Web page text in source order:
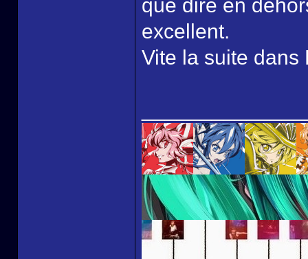
que dire en
excellent.
Vite la suite dans